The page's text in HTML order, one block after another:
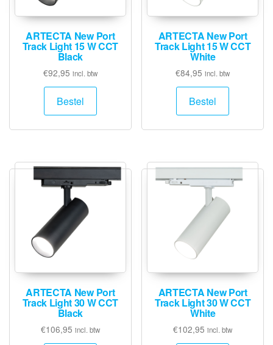
ARTECTA New Port
Track Light 15 W CCT
Black
€92,95 incl. btw
Bestel
ARTECTA New Port
Track Light 15 W CCT
White
€84,95 incl. btw
Bestel
ARTECTA New Port
Track Light 30 W CCT
Black
€106,95 incl. btw
ARTECTA New Port
Track Light 30 W CCT
White
€102,95 incl. btw